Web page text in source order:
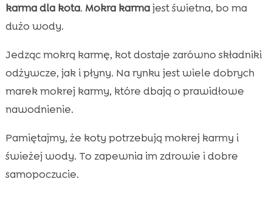
karma dla kota. Mokra karmajest świetna, bo ma
dużo wody.
Jedząc mokrą karmę, kot dostaje zarówno składniki
odżywcze, jak i płyny. Na rynku jest wiele dobrych
marek mokrej karmy, które dbają o prawidłowe
nawodnienie.
Pamiętajmy, że koty potrzebują mokrej karmy i
świeżej wody. To zapewnia im zdrowie i dobre
samopoczucie.